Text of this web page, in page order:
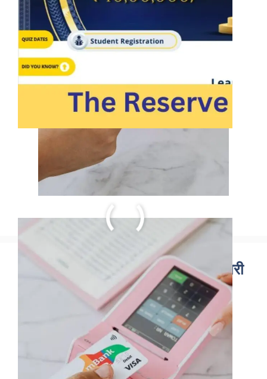
Upcoming Dividend महत्वपूर्ण जानकारी